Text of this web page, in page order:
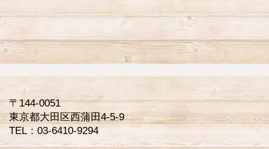
〒144-0051
東京都大田区西蒲田4-5-9
TEL：03-6410-9294